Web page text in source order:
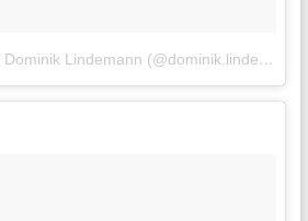
Ein Beitrag geteilt von Dominik Lindemann (@dominik.lindemann)